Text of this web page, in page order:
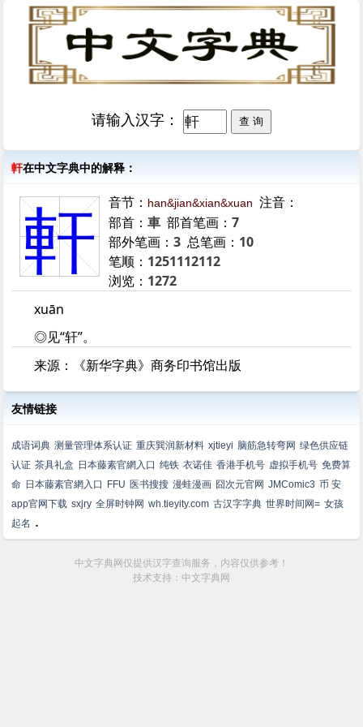
请输入汉字：
軒在中文字典中的解释：
軒 音节： han&jian&xian&xuan 注音：
部首：車 部首笔画：7
部外笔画：3 总笔画： 10
笔顺： 1251112112
浏览： 1272
xuān
◎见“轩”。
来源：《新华字典》商务印书馆出版
友情链接
成语词典 测量管理体系认证 重庆巽润新材料 xjtieyi 脑筋急转弯网 绿色供应链
认证 茶具礼盒 日本藤素官網入口 纯铁 衣诺佳 香港手机号 虚拟手机号 免费算
命 日本藤素官網入口 FFU 医书搜搜 漫蛙漫画 囧次元官网 JMComic3 币 安
app官网下载 sxjry 全屏时钟网 wh.tieyity.com 古汉字字典 世界时间网= 女孩
起名 .
中文字典网仅提供汉字查询服务，内容仅供参考！
技术支持：中文字典网